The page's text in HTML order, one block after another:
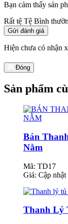
Bạn cảm thấy sản
Rất tệ Tệ Bình
Gửi đánh giá
Hiện chưa có nhận
Đóng
Sản phẩm
Bán
Nằm
Mã: TD17
Giá: Cập nhật
Thanh Lý